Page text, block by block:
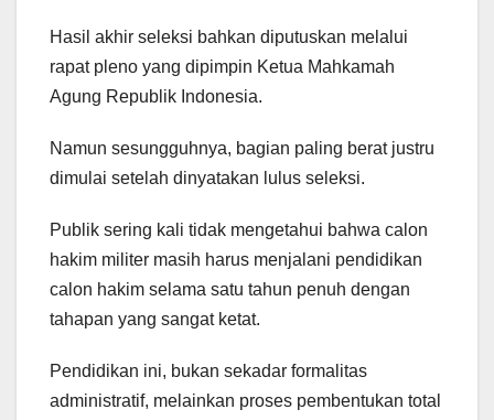
Hasil akhir seleksi bahkan diputuskan melalui
rapat pleno yang dipimpin Ketua Mahkamah
Agung Republik Indonesia.
Namun sesungguhnya, bagian paling berat justru
dimulai setelah dinyatakan lulus seleksi.
Publik sering kali tidak mengetahui bahwa calon
hakim militer masih harus menjalani pendidikan
calon hakim selama satu tahun penuh dengan
tahapan yang sangat ketat.
Pendidikan ini, bukan sekadar formalitas
administratif, melainkan proses pembentukan total